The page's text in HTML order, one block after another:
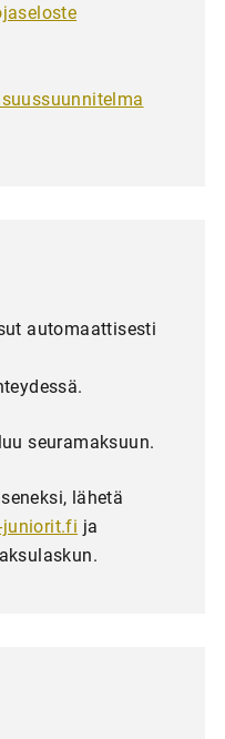
automaattisesti
seuramaksuun.
lähetä
juniorit.fi ja